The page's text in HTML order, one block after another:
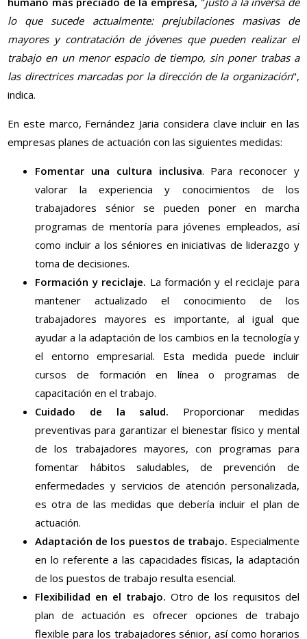
lo que sucede actualmente: prejubilaciones masivas de
mayores y contratación de jóvenes que pueden realizar el
trabajo en un menor espacio de tiempo, sin poner trabas a
las directrices marcadas por la dirección de la organización",
indica.
En este marco, Fernández Jaria considera clave incluir en las
empresas planes de actuación con las siguientes medidas:
Fomentar una cultura inclusiva. Para reconocer y
valorar la experiencia y conocimientos de los
trabajadores sénior se pueden poner en marcha
programas de mentoría para jóvenes empleados, así
como incluir a los séniores en iniciativas de liderazgo y
toma de decisiones.
Formación y reciclaje. La formación y el reciclaje para
mantener actualizado el conocimiento de los
trabajadores mayores es importante, al igual que
ayudar a la adaptación de los cambios en la tecnología y
el entorno empresarial. Esta medida puede incluir
cursos de formación en línea o programas de
capacitación en el trabajo.
Cuidado de la salud. Proporcionar medidas
preventivas para garantizar el bienestar físico y mental
de los trabajadores mayores, con programas para
fomentar hábitos saludables, de prevención de
enfermedades y servicios de atención personalizada,
es otra de las medidas que debería incluir el plan de
actuación.
Adaptación de los puestos de trabajo. Especialmente
en lo referente a las capacidades físicas, la adaptación
de los puestos de trabajo resulta esencial.
Flexibilidad en el trabajo. Otro de los requisitos del
plan de actuación es ofrecer opciones de trabajo
flexible para los trabajadores sénior, así como horarios